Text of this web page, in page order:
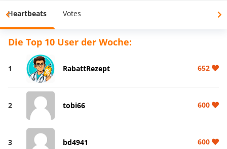
Heartbeats Votes
Die Top 10 User der Woche:
1 RabattRezept 652
2 tobi66 600
3 bd4941 600